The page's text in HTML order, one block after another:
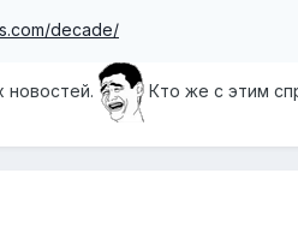
decade/
Кто же с этим